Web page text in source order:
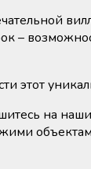
–
этот
на